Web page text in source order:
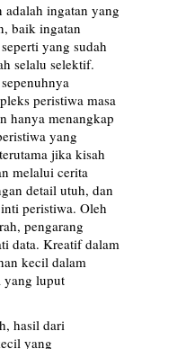
ingatan yang
baik ingatan
yang sudah
selalu selektif.
peristiwa masa
hanya menangkap
yang
jika kisah
melalui cerita
detail utuh, dan
peristiwa. Oleh
pengarang
data. Kreatif dalam
kecil dalam
yang luput
hasil dari
yang